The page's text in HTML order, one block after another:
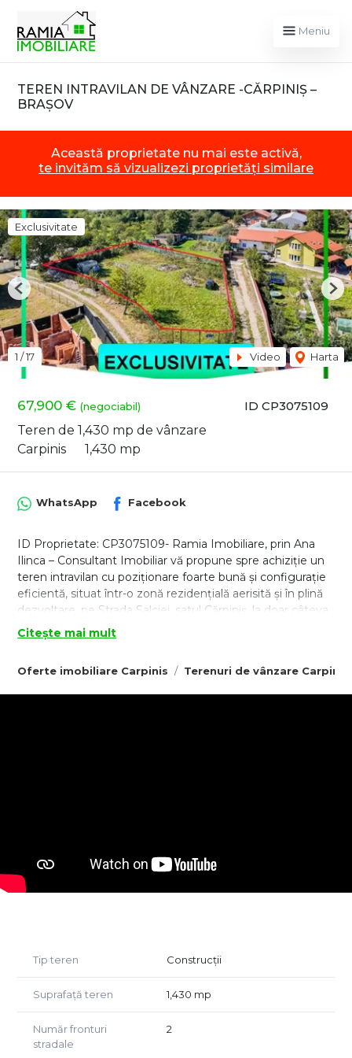
Meniu
TEREN INTRAVILAN DE VÂNZARE -CĂRPINIȘ –
BRAȘOV
Această proprietate nu mai este activă,
te invităm să vizualizezi proprietăți similare
ID CP3075109
67,900 € (negociabil)
Teren de 1,430 mp de vânzare
Carpinis
1,430 mp
Exclusivitate
1 /17 Video Harta
Previous
Oferte imobiliare Carpinis Terenuri de vânzare Carpinis
WhatsApp Facebook
ID Proprietate: CP3075109- Ramia Imobiliare, prin Ana
Ilinca – Consultant Imobiliar vă propune spre achiziție un
teren intravilan cu poziționare foarte bună și configurație
eficientă, situat într-o zonă rezidențială aerisită și în plină
dezvoltare, pe Strada Salciei, satul Cărpiniș, la doar câteva
minute de Brașov.
Oportunitate pentru construcție sau investiție- Cu o
stradale , proprietatea oferă flexibilitate reală de
dezvoltare: casă individuală, duplex sau proiect rezidențial
Regim urbanistic
POT: 25%
Acces și siguranță
Inclusă în preț: cotă de 1/2 din drum privat (307 mp)
Posibilitate de acces controlat cu barieră
Utilități
Citește mai mult
Tip teren Construcții
Suprafață teren 1,430 mp
Număr fronturi
stradale
2